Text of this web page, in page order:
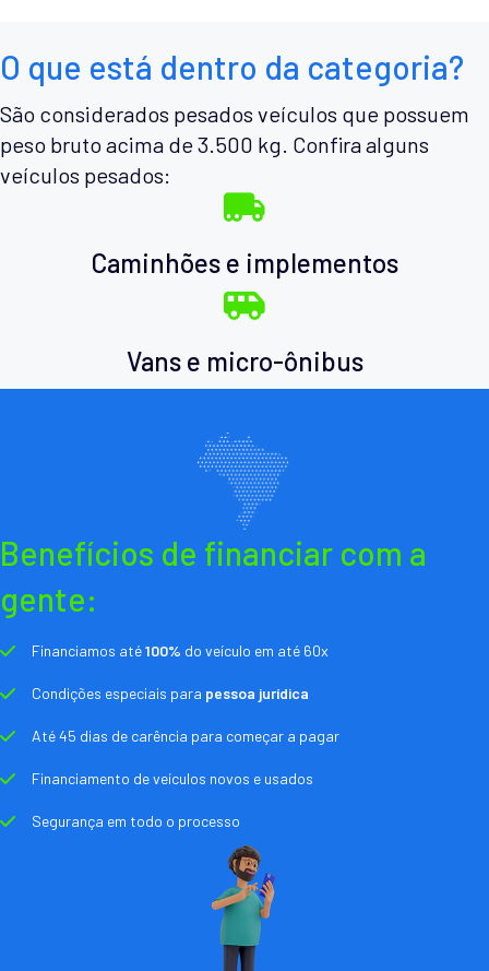
O que está dentro da categoria?
São considerados pesados veículos que possuem
peso bruto acima de 3.500 kg. Confira alguns
veículos pesados:
Caminhões e implementos
Vans e micro-ônibus
Benefícios de financiar com a
gente:
Financiamos até100% do veículo em até 60x
Condições especiais para pessoa jurídica
Até 45 dias de carência para começar a pagar
Financiamento de veículos novos e usados
Segurança em todo o processo